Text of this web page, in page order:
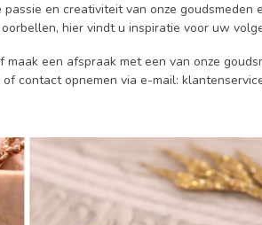
en creativiteit van onze
hier vindt u inspiratie voor uw
een afspraak met een van onze
contact opnemen via e-mail: